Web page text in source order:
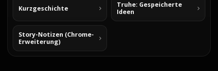
Kurzgeschichte
Truhe: Gespeicherte
Ideen
Story-Notizen (Chrome-
Erweiterung)